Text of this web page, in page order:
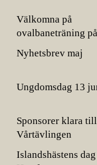
Välkomna på
ovalbaneträning
Nyhetsbrev maj
Ungdomsdag 13
Sponsorer klara till
Vårtävlingen
Islandshästens